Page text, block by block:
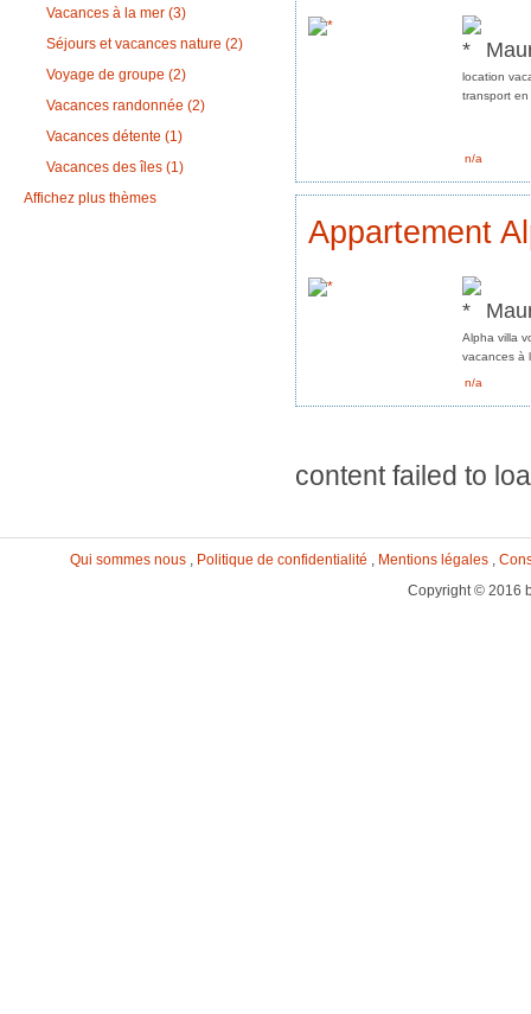
Vacances à la mer (3)
Séjours et vacances nature (2)
Voyage de groupe (2)
Vacances randonnée (2)
Vacances détente (1)
Vacances des îles (1)
Affichez plus thèmes
location
transport en
n/a
Appartement
Alpha villa
vacances à
n/a
content failed to
Qui sommes nous, Politique de confidentialité , Mentions légales,
Copyright © 2016